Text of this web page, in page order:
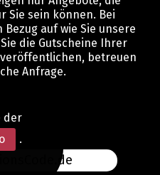
Sie sein können. Bei
auf wie Sie unsere
die Gutscheine Ihrer
betreuen
Anfrage.
der
.